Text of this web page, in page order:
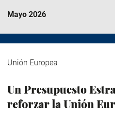
Mayo 2026
Unión Europea
Un Presupuesto
reforzar la Unión